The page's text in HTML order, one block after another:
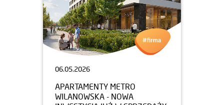
06.05.2026
APARTAMENTY METRO
WILANOWSKA - NOWA